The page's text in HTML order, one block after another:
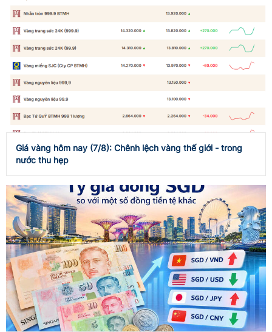
Giá vàng hôm nay (7/8): Chênh lệch vàng thế giới - trong
nước thu hẹp